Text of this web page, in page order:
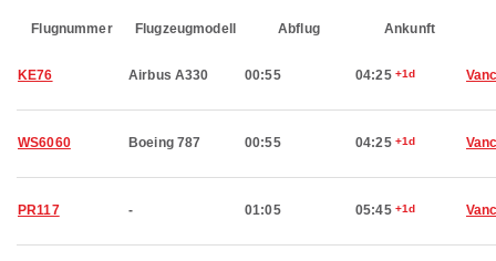
Flugnummer Flugzeugmodell Abflug Ankunft
KE76 Airbus A330 00:55 04:25 +1d
WS6060 Boeing 787 00:55 04:25 +1d
PR117 - 01:05 05:45 +1d